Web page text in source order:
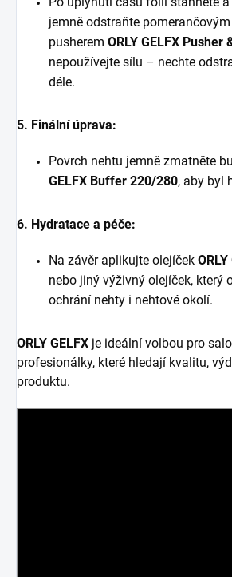
jemně odstraňte
pusherem ORLY GELFX Pusher
nepoužívejte sílu – nechte
déle.
5. Finální úprava:
Povrch nehtu jemně zmatněte
GELFX Buffer 220/280, aby byl
6. Hydratace a péče:
Na závěr aplikujte olejíček
nebo jiný výživný olejíček, který
ochrání nehty i nehtové okolí.
ORLY GELFX je ideální volbou pro
profesionálky, které hledají kvalitu,
produktu.